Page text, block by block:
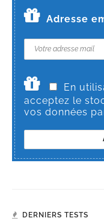
Adresse
En
acceptez le
vos données
DERNIERS TESTS